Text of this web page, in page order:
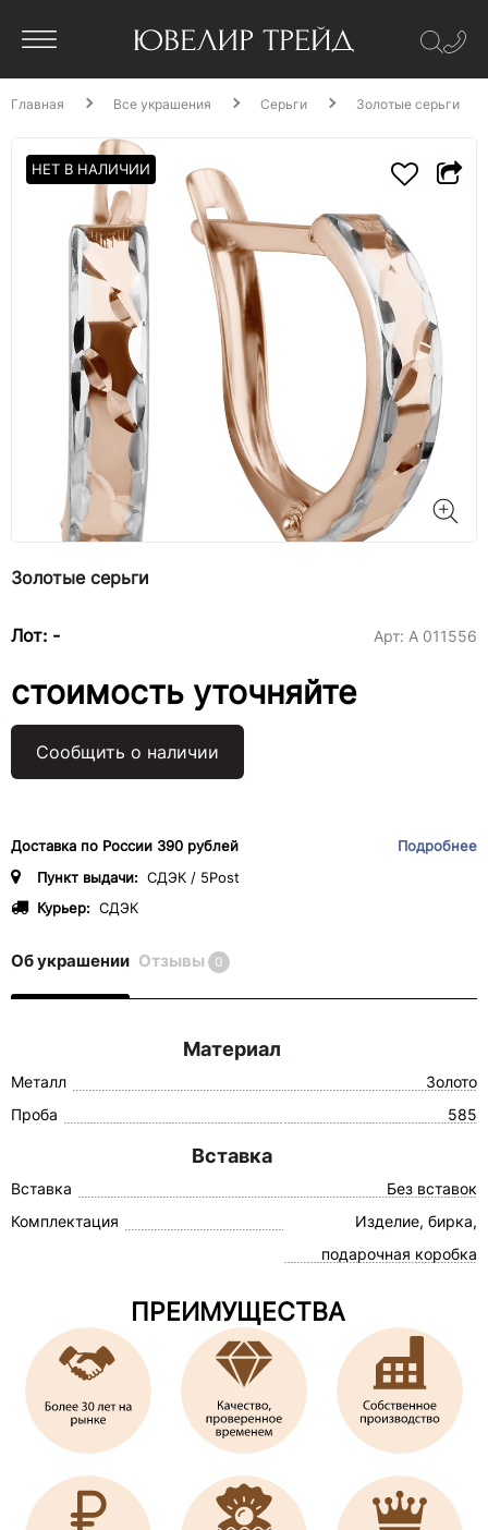
Главная Все украшения Серьги Золотые серьги
НЕТ В НАЛИЧИИ
Золотые серьги
Лот: - Арт: А 011556
стоимость уточняйте
Сообщить о наличии
Доставка по России 390 рублей
Подробнее
Пункт выдачи: СДЭК / 5Post
Курьер: СДЭК
Об украшении Отзывы 0
Материал
Металл
Золото
Проба
585
Вставка
Вставка
Без вставок
Комплектация
Изделие, бирка,
подарочная коробка
ПРЕИМУЩЕСТВА